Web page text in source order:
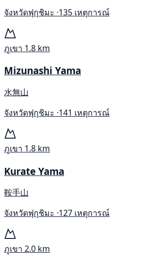
จังหวัดฟุกุชิมะ ·135 เหตุการณ์
ภูเขา 1.8 km
Mizunashi Yama
水無山
จังหวัดฟุกุชิมะ ·141 เหตุการณ์
ภูเขา 1.8 km
Kurate Yama
鞍手山
จังหวัดฟุกุชิมะ ·127 เหตุการณ์
ภูเขา 2.0 km